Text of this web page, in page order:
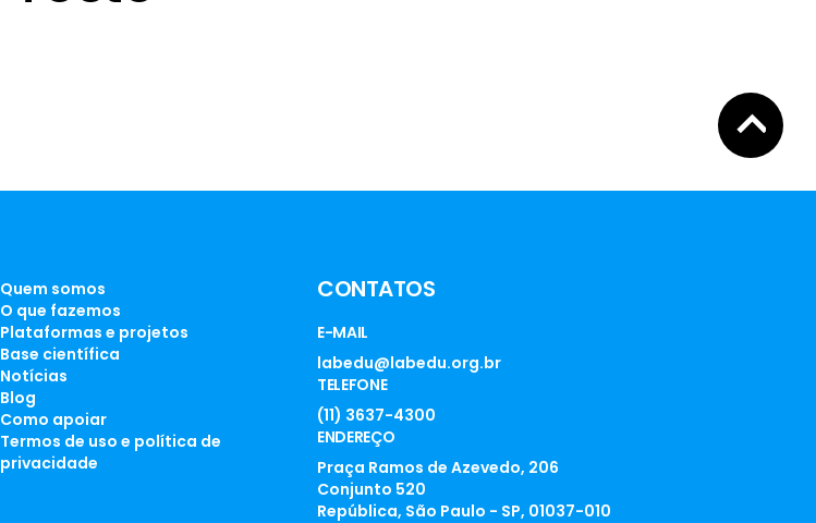
Quem somos
O que fazemos
Plataformas e projetos
Base científica
Notícias
Blog
Como apoiar
Termos de uso e política de
privacidade
CONTATOS
E-MAIL
labedu@labedu.org.br
TELEFONE
(11) 3637-4300
ENDEREÇO
Praça Ramos de Azevedo, 206
Conjunto 520
República, São Paulo - SP, 01037-010